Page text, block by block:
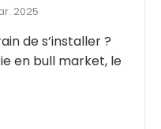
2025
de s’installer ?
en bull market, le